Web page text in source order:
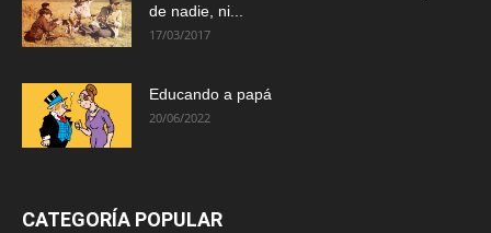
de nadie, ni...
17/03/2017
Educando a papá
20/06/2022
CATEGORÍA POPULAR